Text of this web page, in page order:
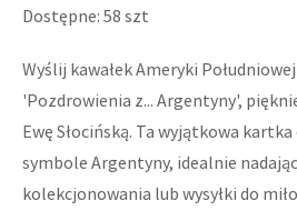
Dostępne: 58 szt
Wyślij kawałek Ameryki
'Pozdrowienia z... Argentyny',
Ewę Słocińską. Ta wyjątkowa
symbole Argentyny, idealnie
kolekcjonowania lub wysyłki do